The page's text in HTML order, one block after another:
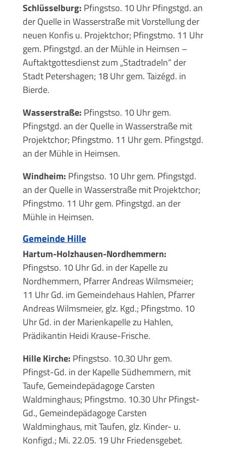
Schlüsselburg: Pfingstso. 10 Uhr Pfingstgd. an
der Quelle in Wasserstraße mit Vorstellung der
neuen Konfis u. Projektchor; Pfingstmo. 11 Uhr
gem. Pfingstgd. an der Mühle in Heimsen –
Auftaktgottesdienst zum „Stadtradeln“ der
Stadt Petershagen; 18 Uhr gem. Taizégd. in
Bierde.
Wasserstraße: Pfingstso. 10 Uhr gem.
Pfingstgd. an der Quelle in Wasserstraße mit
Projektchor; Pfingstmo. 11 Uhr gem. Pfingstgd.
an der Mühle in Heimsen.
Windheim: Pfingstso. 10 Uhr gem. Pfingstgd.
an der Quelle in Wasserstraße mit Projektchor;
Pfingstmo. 11 Uhr gem. Pfingstgd. an der
Mühle in Heimsen.
Gemeinde Hille
Hartum-Holzhausen-Nordhemmern:
Pfingstso. 10 Uhr Gd. in der Kapelle zu
Nordhemmern, Pfarrer Andreas Wilmsmeier;
11 Uhr Gd. im Gemeindehaus Hahlen, Pfarrer
Andreas Wilmsmeier, glz. Kgd.; Pfingstmo. 10
Uhr Gd. in der Marienkapelle zu Hahlen,
Prädikantin Heidi Krause-Frische.
Hille Kirche: Pfingstso. 10.30 Uhr gem.
Pfingst-Gd. in der Kapelle Südhemmern, mit
Taufe, Gemeindepädagoge Carsten
Waldminghaus; Pfingstmo. 10.30 Uhr Pfingst-
Gd., Gemeindepädagoge Carsten
Waldminghaus, mit Taufen, glz. Kinder- u.
Konfigd.; Mi. 22.05. 19 Uhr Friedensgebet.